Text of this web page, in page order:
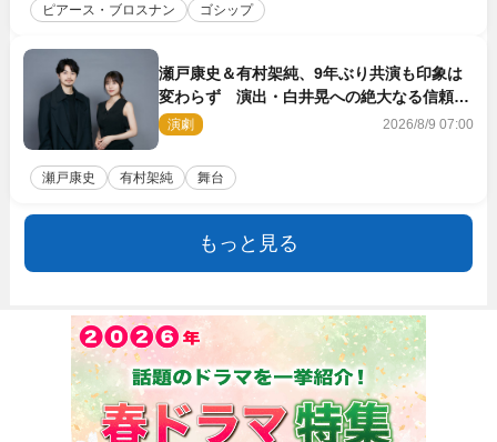
ピアース・ブロスナン ゴシップ
瀬戸康史＆有村架純、9年ぶり共演も印象は
変わらず 演出・白井晃への絶大なる信頼を
胸に舞台『キュー』に挑む
演劇 2026/8/9 07:00
瀬戸康史 有村架純 舞台
もっと見る